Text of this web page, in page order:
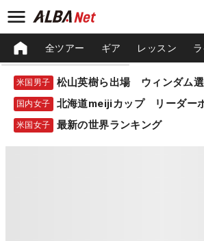
全ツアー ギア レッスン
米国男子
国内女子 北海道meijiカップ リーダー
米国女子 最新の世界ランキング